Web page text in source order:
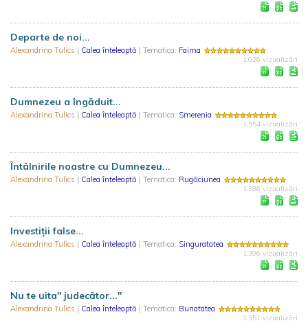
Departe de noi...
Alexandrina Tulics | Calea înteleaptă | Tematica: Faima
1.026 vizualizări
Dumnezeu a îngăduit...
Alexandrina Tulics | Calea înteleaptă | Tematica: Smerenia
1.554 vizualizări
Întâlnirile noastre cu Dumnezeu...
Alexandrina Tulics | Calea înteleaptă | Tematica: Rugăciunea
1.286 vizualizări
Investiții false...
Alexandrina Tulics | Calea înteleaptă | Tematica: Singuratatea
1.396 vizualizări
Nu te uita'' judecător...''
Alexandrina Tulics | Calea înteleaptă | Tematica: Bunatatea
1.351 vizualizări